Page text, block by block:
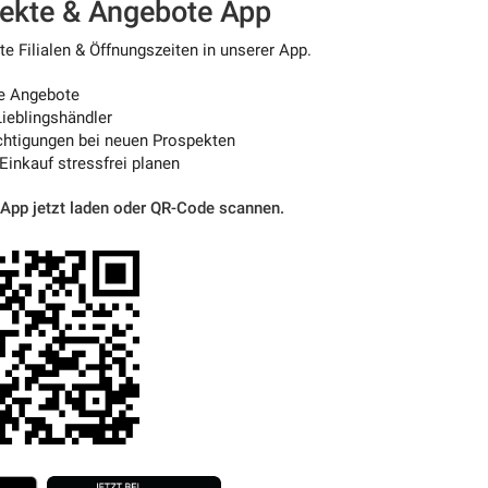
& Angebote App
Filialen & Öffnungszeiten in unserer App.
Angebote
bei neuen Prospekten
stressfrei planen
jetzt laden oder QR-Code scannen.